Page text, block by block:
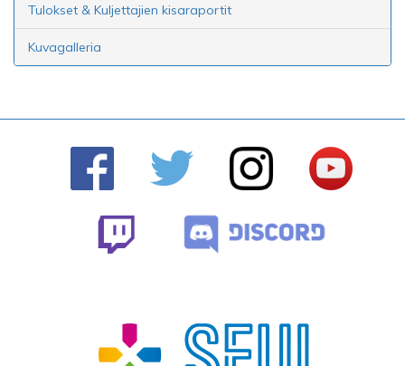
Tulokset & Kuljettajien kisaraportit
Kuvagalleria